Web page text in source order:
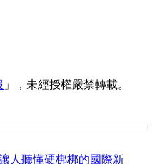
」，未經授權嚴禁轉載。
人聽懂硬梆梆的國際新